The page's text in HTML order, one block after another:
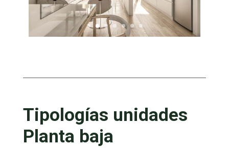
Tipologías unidades
Planta baja